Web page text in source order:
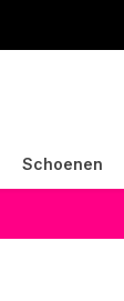
Schoenen